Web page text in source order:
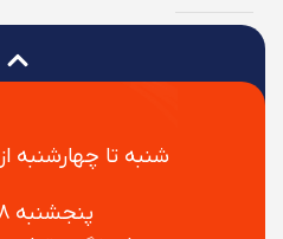
شنبه تا چهارشنبه از ساعت ۸
پنجشنبه ۸ الی ۱۴